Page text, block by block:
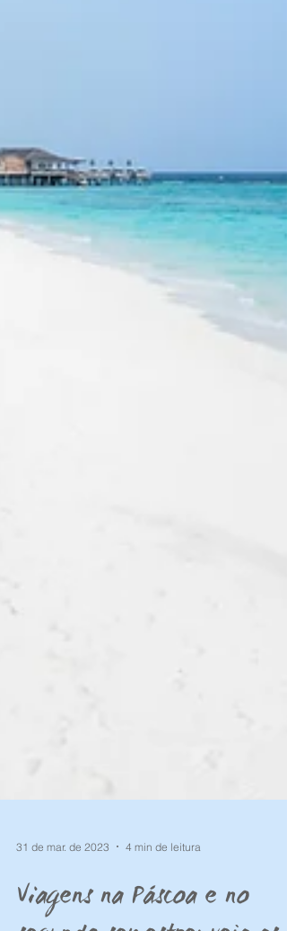
31 de mar. de 2023 4 min de leitura